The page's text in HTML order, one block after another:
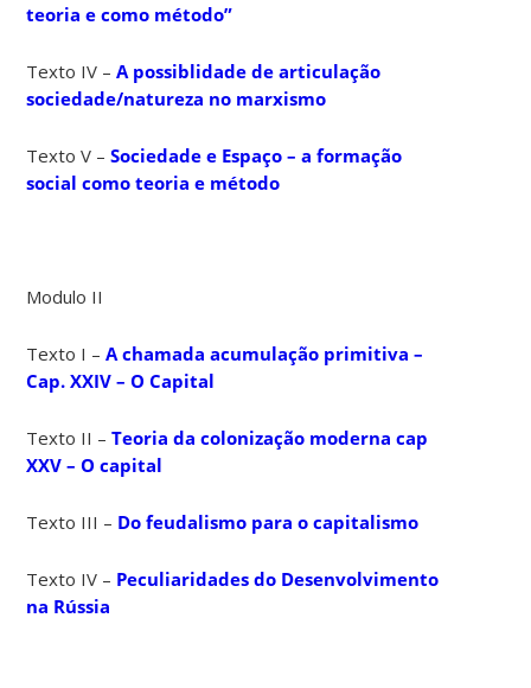
teoria e como método”
Texto IV –A possiblidade de articulação
sociedade/natureza no marxismo
Texto V –Sociedade e Espaço – a formação
social como teoria e método
Modulo II
Texto I –A chamada acumulação primitiva –
Cap. XXIV – O Capital
Texto II –Teoria da colonização moderna cap
XXV – O capital
Texto III – Do feudalismo para o capitalismo
Texto IV – Peculiaridades do Desenvolvimento
na Rússia